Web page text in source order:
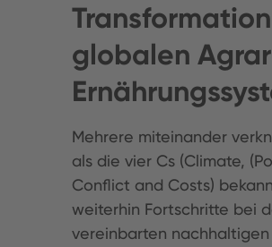
globalen
Mehrere miteinander
als die vier Cs (Climate,
Conflict and Costs)
weiterhin Fortschritte bei
vereinbarten nachhaltigen